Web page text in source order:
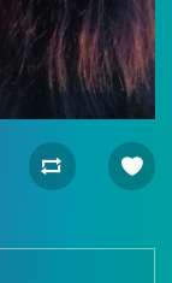
 